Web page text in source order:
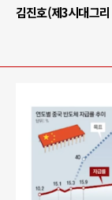
김진호(제3시대그리